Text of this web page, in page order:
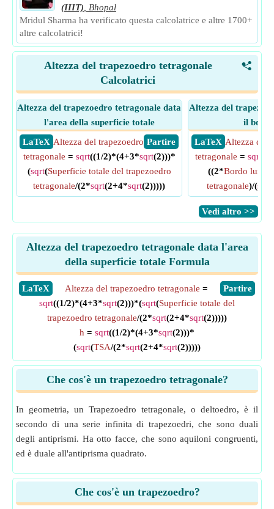
(IIIT)
Bhopal
Mridul Sharma ha verificato questa calcolatrice e altre 1700+
altre calcolatrici!
<
Altezza del trapezoedro tetragonale
Calcolatrici
Altezza del trapezoedro tetragonale data
l'area della superficie totale
​ LaTeX
​ Partire
Altezza del trapezoedro
tetragonale = sqrt((1/2)*(4+3*sqrt(2)))*
(sqrt(Superficie totale del trapezoedro
tetragonale/(2*sqrt(2+4*sqrt(2)))))
Altezza del
il
​ LaTeX Altezza del
tetragonale = sqrt
((2*Bordo lungo
tetragonale)/(sqrt
​Vedi altro >>
Altezza del trapezoedro tetragonale data l'area
della superficie totale Formula
​LaTeX ​Partire
Altezza del trapezoedro tetragonale =
sqrt((1/2)*(4+3*sqrt(2)))*(sqrt(Superficie totale del
trapezoedro tetragonale/(2*sqrt(2+4*sqrt(2)))))
h = sqrt((1/2)*(4+3*sqrt(2)))*
(sqrt(TSA/(2*sqrt(2+4*sqrt(2)))))
Che cos'è un trapezoedro tetragonale?
In geometria, un Trapezoedro tetragonale, o deltoedro, è il
secondo di una serie infinita di trapezoedri, che sono duali
degli antiprismi. Ha otto facce, che sono aquiloni congruenti,
ed è duale all'antiprisma quadrato.
Che cos'è un trapezoedro?